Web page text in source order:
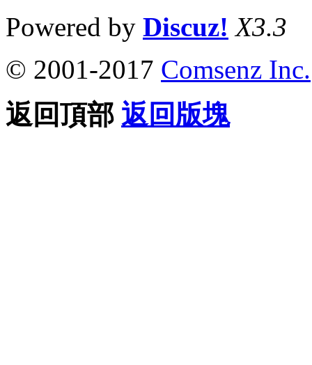
Powered by Discuz! X3.3
© 2001-2017 Comsenz Inc.
返回頂部 返回版塊